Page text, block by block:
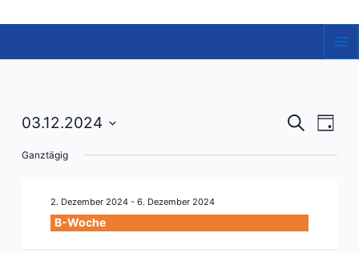
Inhalt
Suche
Tag
03.12.2024
wählen.
Ganztägig
2. Dezember 2024- 6. Dezember 2024
B-Woche